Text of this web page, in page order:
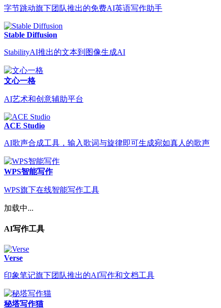
字节跳动旗下团队推出的免费AI英语写作助手
Stable Diffusion
StabilityAI推出的文本到图像生成AI
文心一格
AI艺术和创意辅助平台
ACE Studio
AI歌声合成工具，输入歌词与旋律即可生成宛如真人的歌声
WPS智能写作
WPS旗下在线智能写作工具
加载中...
AI写作工具
Verse
印象笔记旗下团队推出的AI写作和文档工具
秘塔写作猫